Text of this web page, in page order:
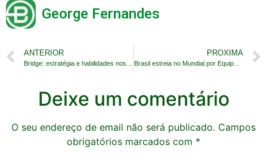
George Fernandes
ANTERIOR PROXIMA
Brasil estreia no Mundial por Equipes na China
Deixe um comentário
O seu endereço de email não será publicado. Campos
obrigatórios marcados com *